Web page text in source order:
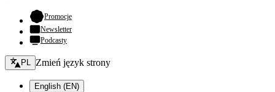
Promocje- otwiera się w nowej karcie
Newsletter
Podcasty
Zmień język - bieżący:
PL Zmień język strony
English (EN)